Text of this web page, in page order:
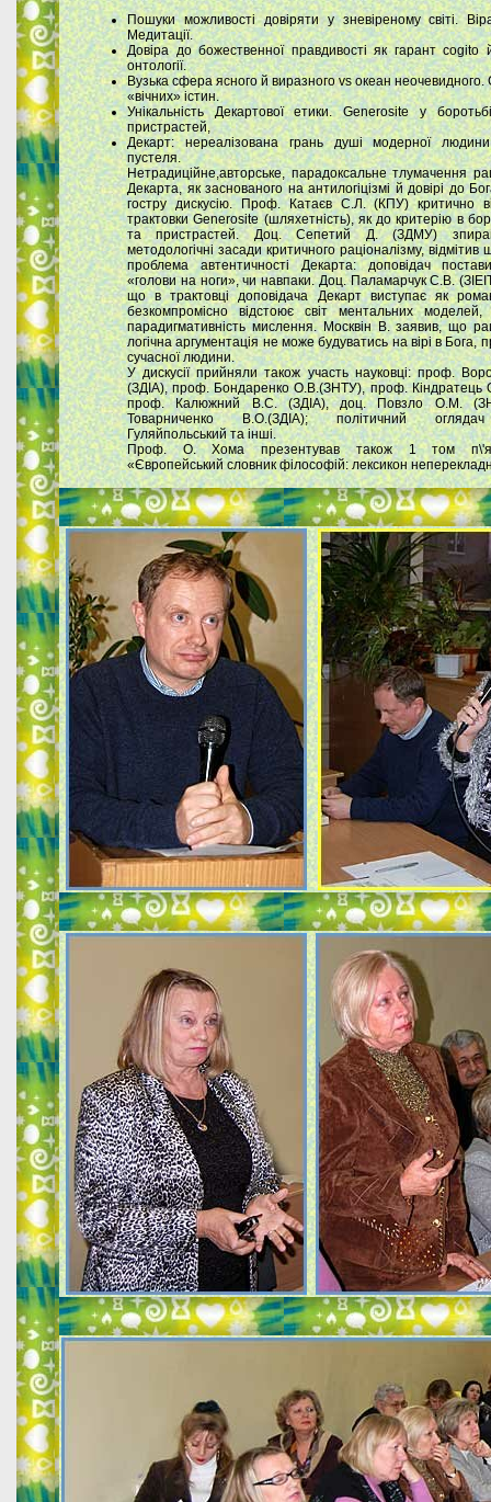
Пошуки можливості довіряти у зневіреному світі.
Медитації.
Довіра до божественної правдивості як гарант
онтології.
Вузька сфера ясного й виразного vs океан
«вічних» істин.
Унікальність Декартової етики. Generosite у
пристрастей,
Декарт: нереалізована грань душі модерної
пустеля.
Нетрадиційне,авторське, парадоксальне тлумачення
Декарта, як заснованого на антилогіцізмі й довірі до
гостру дискусію. Проф. Катаєв С.Л. (КПУ) критично
трактовки Generosite (шляхетність), як до критерію в
та пристрастей. Доц. Сепетий Д. (ЗДМУ)
методологічні засади критичного раціоналізму, відмітив
проблема автентичності Декарта: доповідач
«голови на ноги», чи навпаки. Доц. Паламарчук С.В.
що в трактовці доповідача Декарт виступає як
безкомпромісно відстоює світ ментальних
парадигмативність мислення. Москвін В. заявив, що
логічна аргументація не може будуватись на вірі в Бога,
сучасної людини.
У дискусії прийняли також участь науковці: проф.
(ЗДІА), проф. Бондаренко О.В.(ЗНТУ), проф.
проф. Калюжний В.С. (ЗДІА), доц. Повзло О.М.
Товарниченко В.О.(ЗДІА); політичний
Гуляйпольський та інші.
Проф. О. Хома презентував також 1 том
«Європейський словник філософій: лексикон